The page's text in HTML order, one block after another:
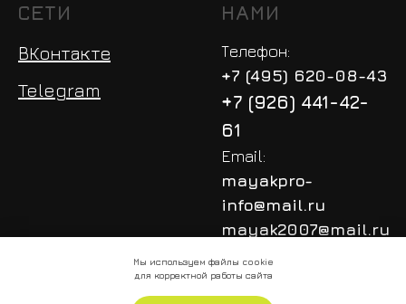
Мы используем файлы cookie
для корректной работы сайта
СЕТИ
ВКонтакте
Telegram
НАМИ
Телефон:
+7 (495) 620-08-43
+7 (926) 441-42-
61
Email:
mayakpro-
info@mail.ru
mayak2007@mail.ru